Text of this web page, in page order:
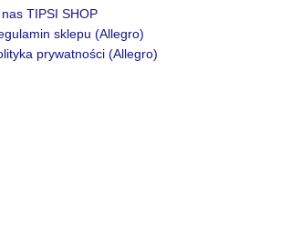
TIPSI SHOP
sklepu (Allegro)
prywatności (Allegro)